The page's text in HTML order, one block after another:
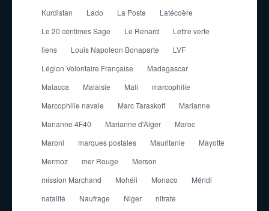
Kurdistan
Lado La Poste
Latécoère
Le 20 centimes Sage
Le Renard
Lettre verte
liens
Louis Napoleon Bonaparte
LVF
Légion Volontaire Française
Madagascar
Malacca
Malaisie Mali
marcophilie
Marcophilie navale
Marc Taraskoff
Marianne
Marianne 4F40
Marianne d'Alger
Maroc
Maroni
marques postales Mauritanie
Mayotte
Mermoz
mer Rouge
Merson
mission Marchand
Mohéli Monaco
Méridi
natalité
Naufrage Niger
nitrate